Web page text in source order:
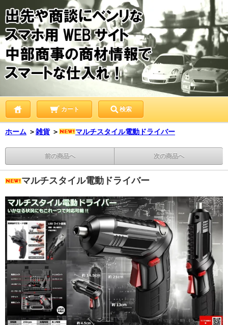
カート 検索
ホーム ＞雑貨 ＞ マルチスタイル電動ドライバー
前の商品へ 次の商品へ
マルチスタイル電動ドライバー